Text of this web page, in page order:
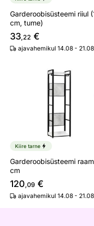
Garderoobisüsteemi riiul
cm, tume)
33,22 €
ajavahemikul 14.08 - 21.08
Garderoobisüsteemi
Otsi sarnaseid
Kiire tarne
Garderoobisüsteemi
cm
120,09 €
ajavahemikul 14.08 - 21.08